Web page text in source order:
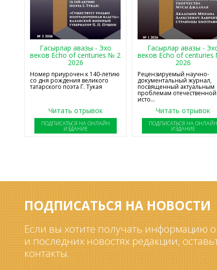
Гасырлар авазы - Эхо
веков Echo of centuries № 2
2026
Номер приурочен к 140-летию
со дня рождения великого
татарского поэта Г. Тукая
Читать отрывок
ПОДПИСАТЬСЯ НА ОНЛАЙН
ИЗДАНИЕ
Гасырлар авазы -
веков Echo of
2026
Рецензируемый научно-
документальный журнал,
посвященный актуальным
проблемам отечественной
исто...
Читать отрывок
ПОДПИСАТЬСЯ НА
ИЗДАНИЕ
ПОДПИСАТЬСЯ НА НОВОСТИ
Если вы хотите получать информацию
и последних новостях редакции,
контакты.